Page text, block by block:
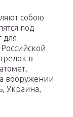
собою
под
для
в
вооружении
Украина,